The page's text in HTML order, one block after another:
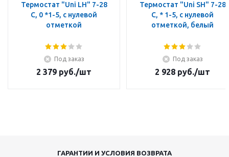
Термостат "Uni LH" 7-28
C, 0 *1-5, с нулевой
отметкой
Под заказ
2 379 руб./шт
Термостат "Uni SH" 7-28
C, * 1-5, с нулевой
отметкой, белый
Под заказ
2 928 руб./шт
ГАРАНТИИ И УСЛОВИЯ ВОЗВРАТА